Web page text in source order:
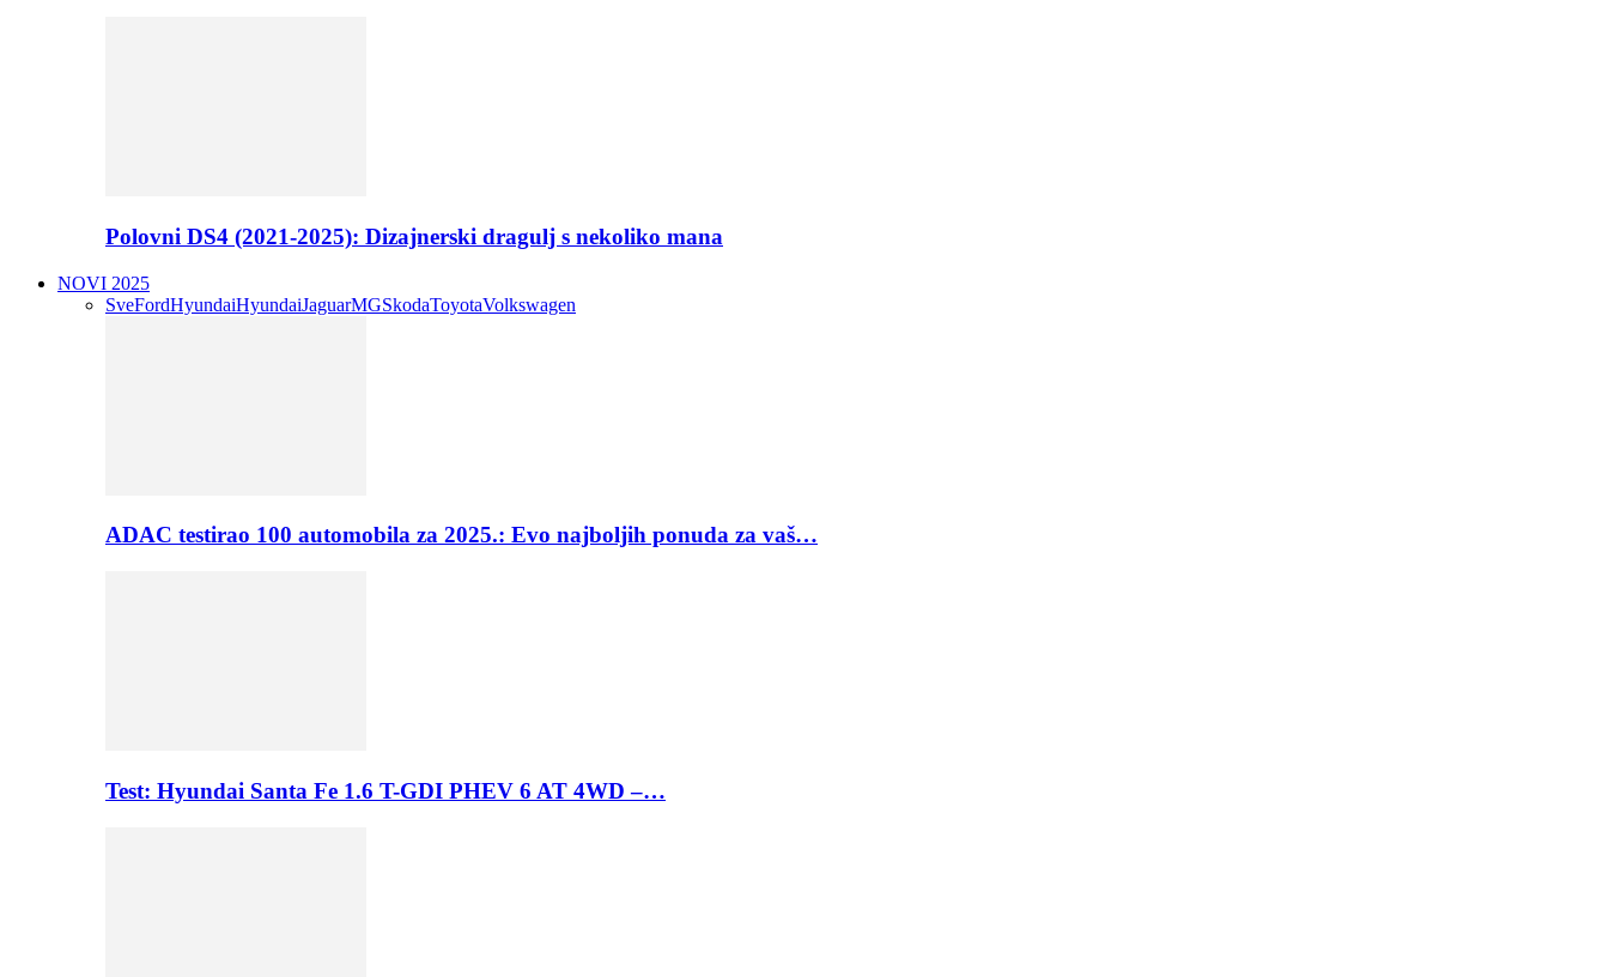
Polovni DS4 (2021-2025): Dizajnerski dragulj s nekoliko mana
NOVI 2025
SveFordHyundaiHyundaiJaguarMGSkodaToyotaVolkswagen
ADAC testirao 100 automobila za 2025.: Evo najboljih ponuda za vaš…
Test: Hyundai Santa Fe 1.6 T-GDI PHEV 6 AT 4WD –…